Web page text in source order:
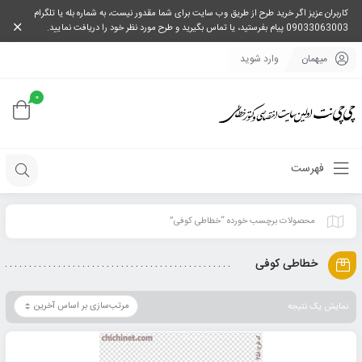
کاربران عزیز اگر خرید طرح از طریق وب سایت برای شما مقدور نیست، به شماره بله یا تلگرام
09033063003 پیام بفرستید، یا تماس بگیرید و طرح مورد نظر خود را دریافت نمایید.
میهمان وارد شوید
0
فهرست
محصولات برچسب خورده “خطاطی کوفی”
خطاطی کوفی
نمایش یک نتیجه